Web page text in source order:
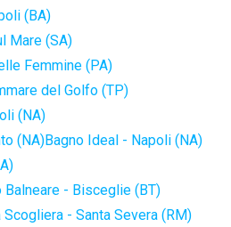
(BA)
Mare (SA)
Femmine (PA)
del Golfo (TP)
(NA)
(NA)Bagno Ideal - Napoli (NA)
- Bisceglie (BT)
- Santa Severa (RM)